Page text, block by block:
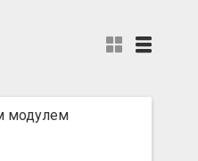
модулем